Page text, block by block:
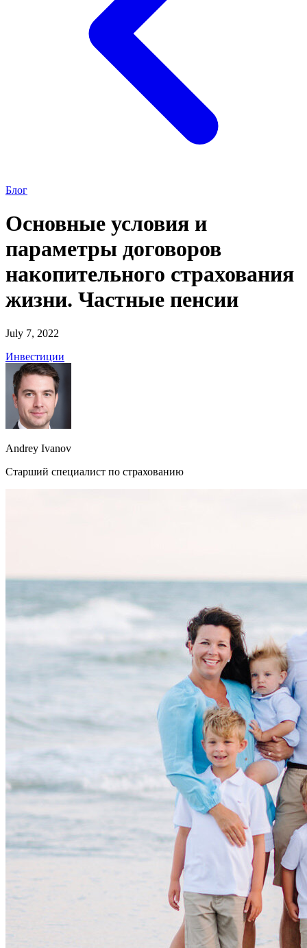
Блог
Основные условия и
параметры договоров
накопительного страхования
жизни. Частные пенсии
July 7, 2022
Инвестиции
Andrey Ivanov
Старший специалист по страхованию